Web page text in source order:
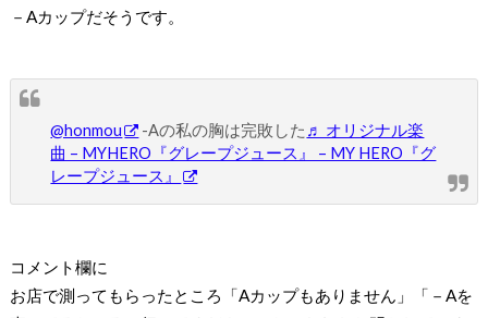
－Aカップだそうです。
@honmou -Aの私の胸は完敗した ♬ オリジナル楽
曲 – MYHERO『グレープジュース』 – MY HERO『グ
レープジュース』
コメント欄に
お店で測ってもらったところ「Aカップもありません」「－Aを